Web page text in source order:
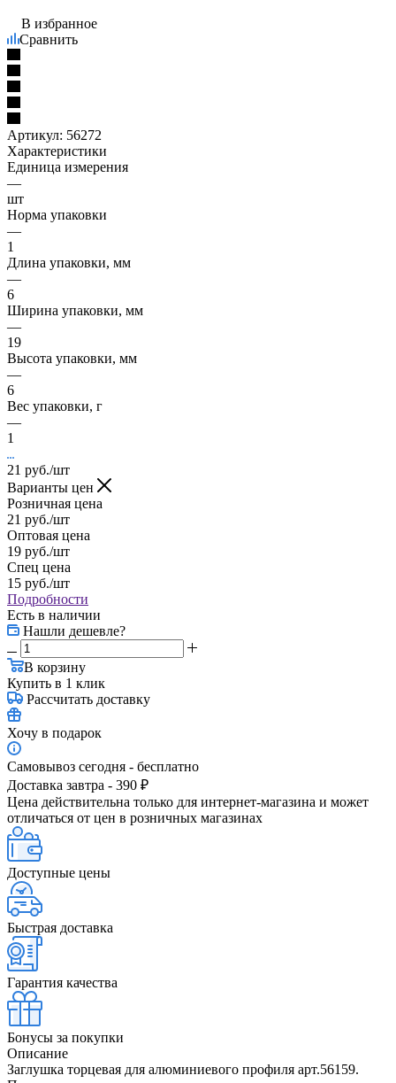
В избранное
Сравнить
Артикул: 56272
Характеристики
Единица измерения
—
шт
Норма упаковки
—
1
Длина упаковки, мм
—
6
Ширина упаковки, мм
—
19
Высота упаковки, мм
—
6
Вес упаковки, г
—
1
21 руб./шт
Варианты цен
Розничная цена
21 руб./шт
Оптовая цена
19 руб./шт
Спец цена
15 руб./шт
Подробности
Есть в наличии
Нашли дешевле?
В корзину
Купить в 1 клик
Рассчитать доставку
Хочу в подарок
Самовывоз сегодня - бесплатно
Доставка завтра - 390 ₽
Цена действительна только для интернет-магазина и может
отличаться от цен в розничных магазинах
Доступные цены
Быстрая доставка
Гарантия качества
Бонусы за покупки
Описание
Заглушка торцевая для алюминиевого профиля арт.56159.